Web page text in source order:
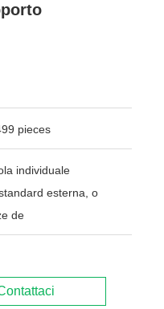
pieces
individuale
esterna, o
de